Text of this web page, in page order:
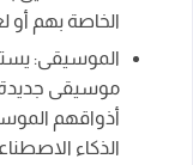
الخاصة بهم
الموسيقى:
موسيقى جديدة
أذواقهم
الذكاء